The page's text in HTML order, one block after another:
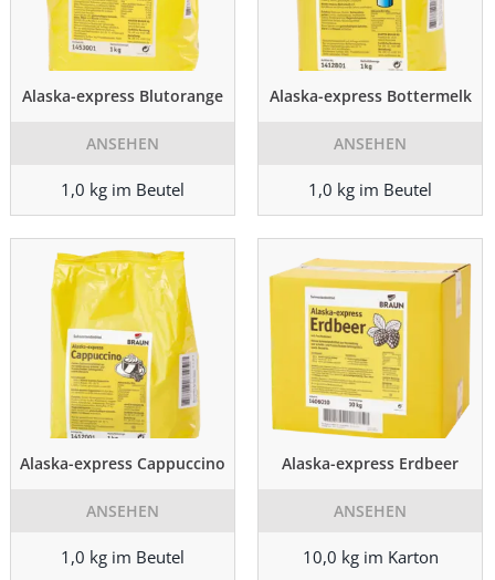
Alaska-express Blutorange
ANSEHEN
1,0 kg im Beutel
Alaska-express Bottermelk
ANSEHEN
1,0 kg im Beutel
Alaska-express Cappuccino
ANSEHEN
1,0 kg im Beutel
Alaska-express Erdbeer
ANSEHEN
10,0 kg im Karton